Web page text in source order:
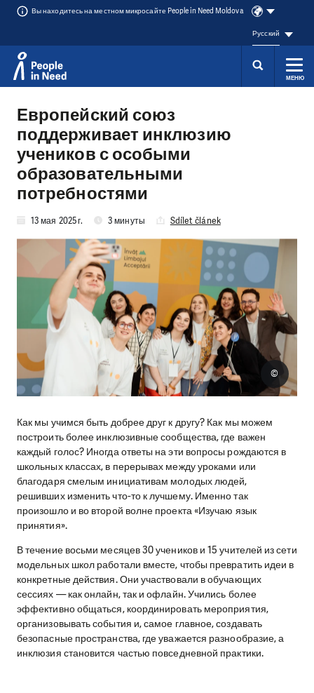
Вы находитесь на местном микросайте People in Need Moldova
Русский
МЕНЮ
Европейский союз
поддерживает инклюзию
учеников с особыми
образовательными
потребностями
13 мая 2025 г. 3 минуты Sdílet článek
©
Как мы учимся быть добрее друг к другу? Как мы можем
построить более инклюзивные сообщества, где важен
каждый голос? Иногда ответы на эти вопросы рождаются в
школьных классах, в перерывах между уроками или
благодаря смелым инициативам молодых людей,
решивших изменить что-то к лучшему. Именно так
произошло и во второй волне проекта «Изучаю язык
принятия».
В течение восьми месяцев 30 учеников и 15 учителей из сети
модельных школ работали вместе, чтобы превратить идеи в
конкретные действия. Они участвовали в обучающих
сессиях — как онлайн, так и офлайн. Учились более
эффективно общаться, координировать мероприятия,
организовывать события и, самое главное, создавать
безопасные пространства, где уважается разнообразие, а
инклюзия становится частью повседневной практики.